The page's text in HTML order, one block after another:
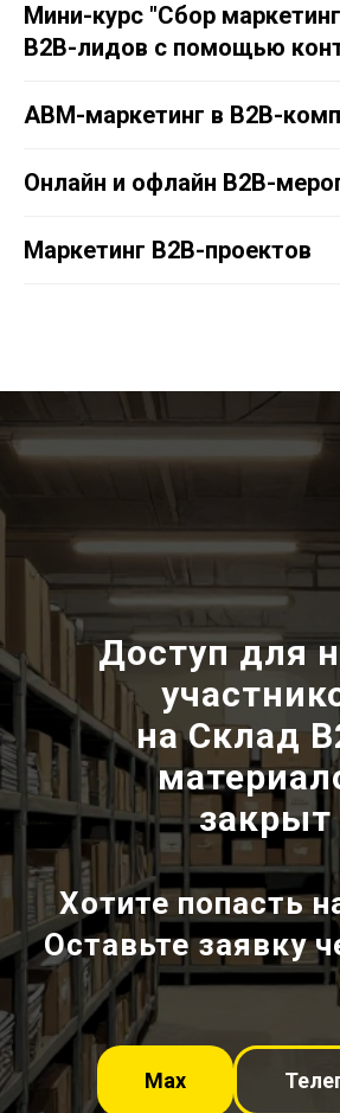
Мини-курс "Сбор
B2B-лидов с помощью
ABM-маркетинг в B2B-
Онлайн и офлайн B2B-
Маркетинг B2B-проектов
Доступ для
на Склад
закрыт
Хотите попасть
Оставьте заявку
Мах